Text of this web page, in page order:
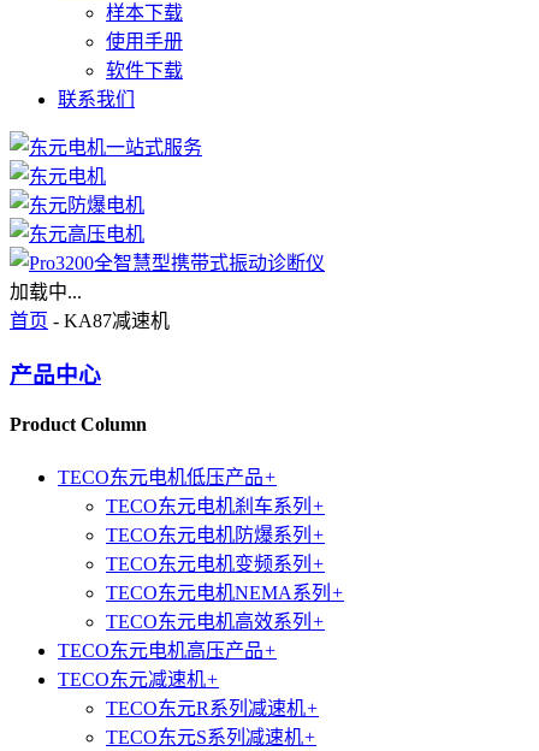
样本下载
使用手册
软件下载
联系我们
加载中...
首页 - KA87减速机
产品中心
Product Column
TECO东元电机低压产品+
TECO东元电机刹车系列 +
TECO东元电机防爆系列 +
TECO东元电机变频系列 +
TECO东元电机NEMA系列 +
TECO东元电机高效系列 +
TECO东元电机高压产品+
TECO东元减速机+
TECO东元R系列减速机+
TECO东元S系列减速机+